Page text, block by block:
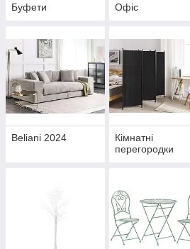
Буфети Офіс
Beliani 2024
Кімнатні
перегородки